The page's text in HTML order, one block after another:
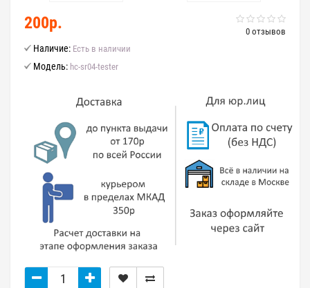
0 отзывов
200р.
Наличие: Есть в наличии
Модель: hc-sr04-tester